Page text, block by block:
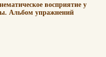
восприятие у
Альбом упражнений